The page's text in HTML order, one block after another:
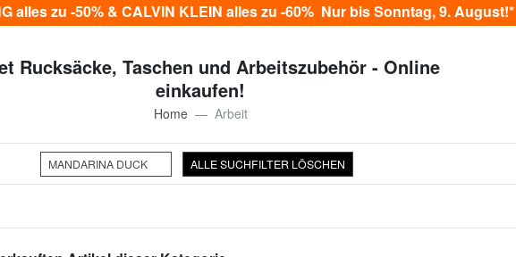
alles zu -50% & CALVIN KLEIN alles zu -60% Nur bis Sonntag, 9. August!*
Rucksäcke, Taschen und Arbeitszubehör - Online
einkaufen!
Home Arbeit
MANDARINA DUCK ALLE SUCHFILTER LÖSCHEN